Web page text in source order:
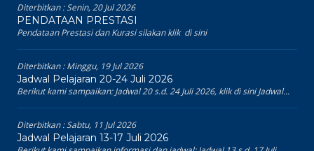
Diterbitkan :Senin, 20 Jul 2026
PENDATAAN PRESTASI
Pendataan Prestasi dan Kurasi silakan klik di sini
Diterbitkan :Minggu, 19 Jul 2026
Jadwal Pelajaran 20-24 Juli 2026
Berikut kami sampaikan: Jadwal 20 s.d. 24 Juli 2026, klik di sini Jadwal...
Diterbitkan :Sabtu, 11 Jul 2026
Jadwal Pelajaran 13-17 Juli 2026